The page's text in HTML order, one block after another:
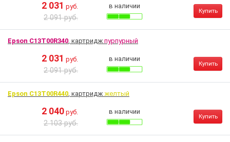
2 031 руб.
2 091 руб.
в наличии
Купить
Epson C13T00R340, картридж пурпурный
2 031 руб.
2 091 руб.
в наличии
Купить
Epson C13T00R440, картридж желтый
2 040 руб.
2 103 руб.
в наличии
Купить